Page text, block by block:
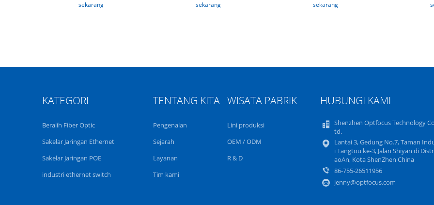
sekarang
sekarang
sekarang
KATEGORI
Beralih Fiber Optic
Sakelar Jaringan Ethernet
Sakelar Jaringan POE
industri ethernet switch
TENTANG KITA
Pengenalan
Sejarah
Layanan
Tim kami
WISATA PABRIK
Lini produksi
OEM / ODM
R & D
HUBUNGI KAMI
Shenzhen Optfocus Technology
td.
Lantai 3, Gedung No.7, Taman
i Tangtou ke-3, Jalan Shiyan di
aoAn, Kota ShenZhen China
86-755-26511956
jenny@optfocus.com